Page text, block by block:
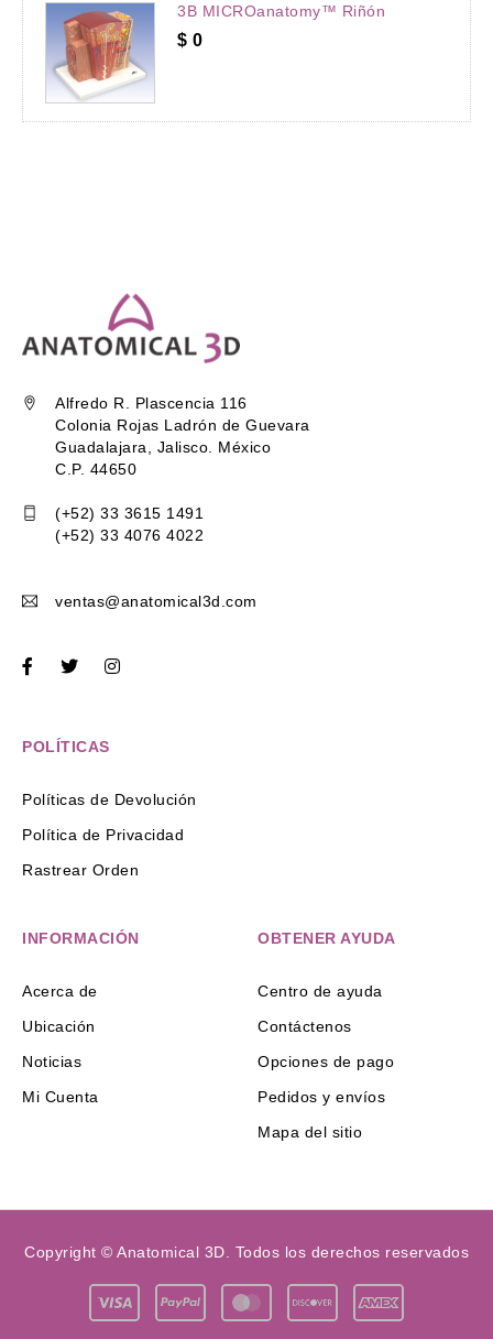
3B MICROanatomy™ Riñón
$ 0
Alfredo R. Plascencia 116
Colonia Rojas Ladrón de Guevara
Guadalajara, Jalisco. México
C.P. 44650
(+52) 33 3615 1491
(+52) 33 4076 4022
ventas@anatomical3d.com
POLÍTICAS
Políticas de Devolución
Política de Privacidad
Rastrear Orden
INFORMACIÓN
Acerca de
Ubicación
Noticias
Mi Cuenta
OBTENER AYUDA
Centro de ayuda
Contáctenos
Opciones de pago
Pedidos y envíos
Mapa del sitio
Copyright © Anatomical 3D. Todos los derechos reservados